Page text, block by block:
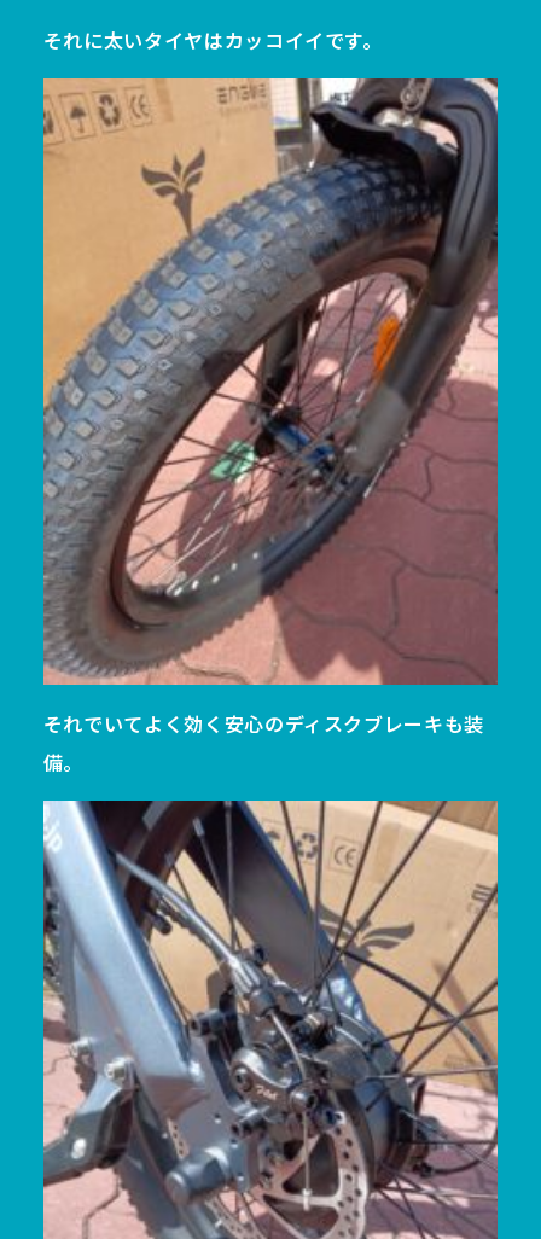
それに太いタイヤはカッコイイです。
それでいてよく効く安心のディスクブレーキも装
備。